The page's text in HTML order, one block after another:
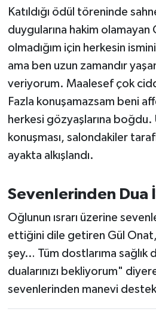
Katıldığı ödül töreninde
duygularına hakim
olmadığım için herkesin
ama ben uzun zamandır
veriyorum. Maalesef çok
Fazla konuşamazsam beni
herkesi gözyaşlarına boğdu.
konuşması, salondakiler
ayakta alkışlandı.
Sevenlerinden Dua
Oğlunun ısrarı üzerine
ettiğini dile getiren Gül
şey… Tüm dostlarıma sağlık
dualarınızı bekliyorum"
sevenlerinden manevi
TÜRKİYE
VİZYONDAKİLER
YAŞAM